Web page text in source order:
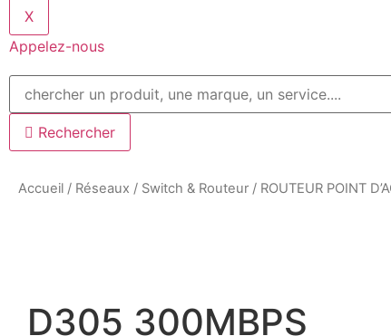
X
Appelez-nous
Rechercher
Accueil / Réseaux / Switch & Routeur / ROUTEUR POINT
D305 300MBPS